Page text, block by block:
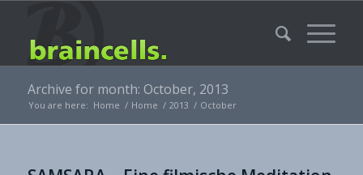
Archive for month: October, 2013
You are here: Home / Home / 2013 / October